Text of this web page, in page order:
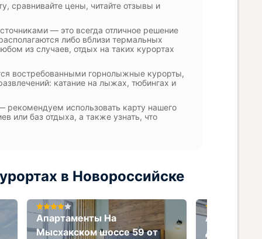
сравнивайте цены, читайте отзывы и
— это всегда отличное решение
либо вблизи термальных
из случаев, отдых на таких курортах
востребованными горнолыжные курорты,
катание на лыжах, тюбингах и
использовать карту нашего
или баз отдыха, а также узнать, что
в Новороссийске
Апартаменты На
Мысхакском шоссе 59 от